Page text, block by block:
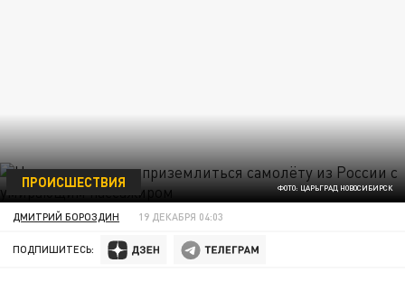
ФОТО: ЦАРЬГРАД НОВОСИБИРСК
ПРОИСШЕСТВИЯ
ДМИТРИЙ БОРОЗДИН 19 ДЕКАБРЯ 04:03
ПОДПИШИТЕСЬ: